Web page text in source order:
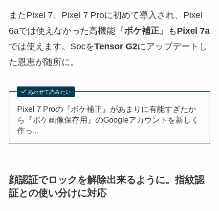
またPixel 7、Pixel 7 Proに初めて導入され、Pixel
6aでは使えなかった高機能『ボケ補正』も Pixel 7a
では使えます。SocをTensor G2にアップデートし
た恩恵が随所に。
あわせて読みたい
Pixel 7 Proの『ボケ補正』があまりに有能すぎたか
ら『ボケ画像保存用』のGoogleアカウントを新しく
作っ...
顔認証でロックを解除出来るように。指紋認
証との使い分けに対応